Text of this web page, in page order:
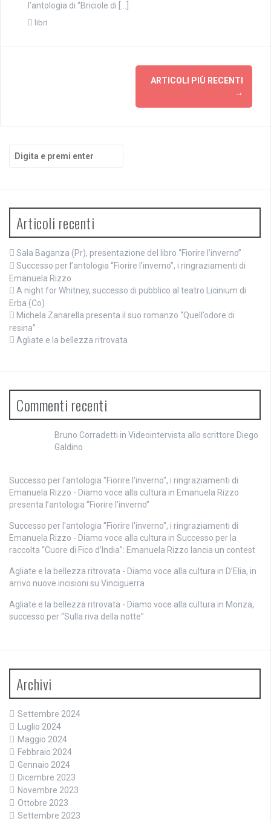
l’antologia di “Briciole di […]
libri
ARTICOLI PIÙ RECENTI
→
Articoli recenti
Sala Baganza (Pr), presentazione del libro “Fiorire l’inverno”
Successo per l’antologia “Fiorire l’inverno”, i ringraziamenti di
Emanuela Rizzo
A night for Whitney, successo di pubblico al teatro Licinium di
Erba (Co)
Michela Zanarella presenta il suo romanzo “Quell’odore di
resina”
Agliate e la bellezza ritrovata
Commenti recenti
Bruno Corradetti in Videointervista allo scrittore Diego
Galdino
Successo per l'antologia "Fiorire l'inverno", i ringraziamenti di
Emanuela Rizzo - Diamo voce alla cultura in Emanuela Rizzo
presenta l’antologia “Fiorire l’inverno”
Successo per l'antologia "Fiorire l'inverno", i ringraziamenti di
Emanuela Rizzo - Diamo voce alla cultura in Successo per la
raccolta “Cuore di Fico d’India”: Emanuela Rizzo lancia un contest
Agliate e la bellezza ritrovata - Diamo voce alla cultura in D’Elia, in
arrivo nuove incisioni su Vinciguerra
Agliate e la bellezza ritrovata - Diamo voce alla cultura in Monza,
successo per “Sulla riva della notte”
Archivi
Settembre 2024
Luglio 2024
Maggio 2024
Febbraio 2024
Gennaio 2024
Dicembre 2023
Novembre 2023
Ottobre 2023
Settembre 2023